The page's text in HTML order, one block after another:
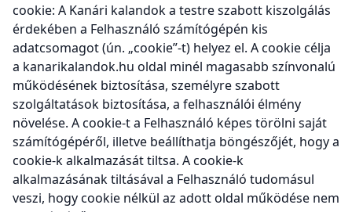
cookie: A Kanári kalandok a testre szabott kiszolgálás
érdekében a Felhasználó számítógépén kis
adatcsomagot (ún. „cookie”-t) helyez el. A cookie célja
a kanarikalandok.hu oldal minél magasabb színvonalú
működésének biztosítása, személyre szabott
szolgáltatások biztosítása, a felhasználói élmény
növelése. A cookie-t a Felhasználó képes törölni saját
számítógépéről, illetve beállíthatja böngészőjét, hogy a
cookie-k alkalmazását tiltsa. A cookie-k
alkalmazásának tiltásával a Felhasználó tudomásul
veszi, hogy cookie nélkül az adott oldal működése nem